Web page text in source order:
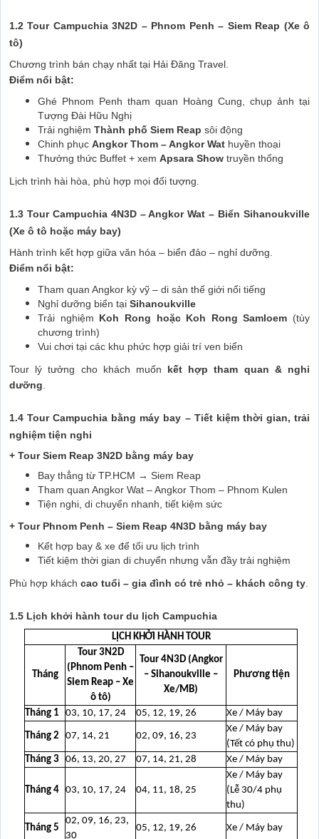
1.2 Tour Campuchia 3N2D – Phnom Penh – Siem Reap (Xe ô
tô)
Chương trình bán chạy nhất tại Hải Đăng Travel.
Điểm nổi bật:
Ghé Phnom Penh tham quan Hoàng Cung, chụp ảnh tại
Tượng Đài Hữu Nghị
Trải nghiệm Thành phố Siem Reap sôi động
Chinh phục Angkor Thom – Angkor Wat huyền thoại
Thưởng thức Buffet + xem Apsara Show truyền thống
Lịch trình hài hòa, phù hợp mọi đối tượng.
1.3 Tour Campuchia 4N3D – Angkor Wat – Biển Sihanoukville
(Xe ô tô hoặc máy bay)
Hành trình kết hợp giữa văn hóa – biển đảo – nghỉ dưỡng.
Điểm nổi bật:
Tham quan Angkor kỳ vỹ – di sản thế giới nổi tiếng
Nghỉ dưỡng biển tại Sihanoukville
Trải nghiệm Koh Rong hoặc Koh Rong Samloem (tùy
chương trình)
Vui chơi tại các khu phức hợp giải trí ven biển
Tour lý tưởng cho khách muốn kết hợp tham quan & nghỉ
dưỡng
1.4 Tour Campuchia bằng máy bay – Tiết kiệm thời gian, trải
nghiệm tiện nghi
+ Tour Siem Reap 3N2D bằng máy bay
Bay thẳng từ TP.HCM → Siem Reap
Tham quan Angkor Wat – Angkor Thom – Phnom Kulen
Tiện nghi, di chuyển nhanh, tiết kiệm sức
+ Tour Phnom Penh – Siem Reap 4N3D bằng máy bay
Kết hợp bay & xe để tối ưu lịch trình
Tiết kiệm thời gian di chuyển nhưng vẫn đầy trải nghiệm
Phù hợp khách cao tuổi – gia đình có trẻ nhỏ – khách công ty
1.5 Lịch khởi hành tour du lịch Campuchia
LỊCH KHỞI HÀNH TOUR
Tháng
Tour 3N2D
(Phnom Penh –
Siem Reap – Xe
ô tô)
Tour 4N3D (Angkor
– Sihanoukville –
Xe/MB)
Phương tiện
Tháng 1 03, 10, 17, 24 05, 12, 19, 26 Xe / Máy bay
Tháng 2 07, 14, 21 02, 09, 16, 23
Xe / Máy bay
(Tết có phụ thu)
Tháng 3
06, 13, 20, 27 07, 14, 21, 28 Xe / Máy bay
Tháng 4 03, 10, 17, 24 04, 11, 18, 25
Xe / Máy bay
(Lễ 30/4 phụ
thu)
Tháng 5
02, 09, 16, 23,
30
05, 12, 19, 26 Xe / Máy bay